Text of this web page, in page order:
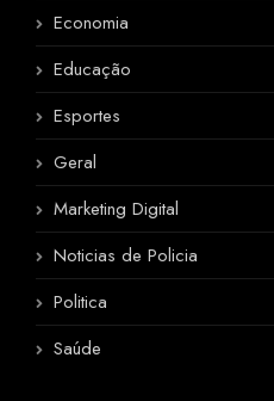
Economia
Educação
Esportes
Geral
Marketing Digital
Noticias de Policia
Politica
Saúde